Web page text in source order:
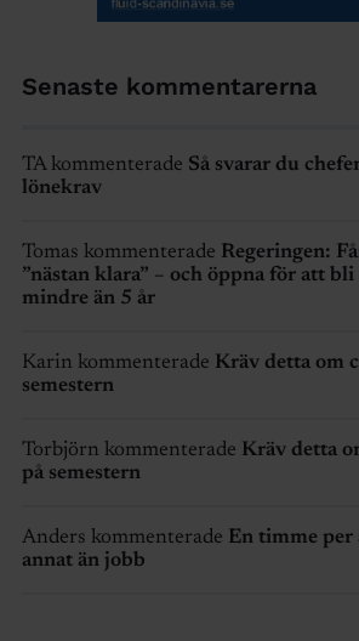
Senaste kommentarerna
TA kommenterade Så svarar du
lönekrav
Tomas kommenterade Regeringen:
”nästan klara” – och öppna för att
mindre än 5 år
Karin kommenterade Kräv detta om
semestern
Torbjörn kommenterade Kräv detta
på semestern
Anders kommenterade En timme per
annat än jobb